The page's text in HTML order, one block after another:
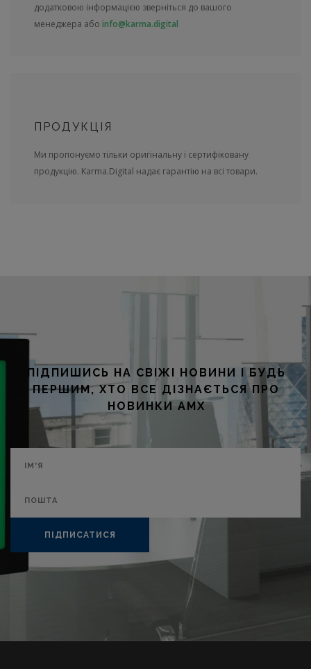
додатковою інформацією зверніться до вашого
менеджера або info@karma.digital
ПРОДУКЦІЯ
Ми пропонуємо тільки оригінальну і сертифіковану
продукцію. Karma.Digital надає гарантію на всі товари.
ПІДПИШИСЬ НА СВІЖІ НОВИНИ І БУДЬ
ПЕРШИМ, ХТО ВСЕ ДІЗНАЄТЬСЯ ПРО
НОВИНКИ AMX
ПІДПИСАТИСЯ